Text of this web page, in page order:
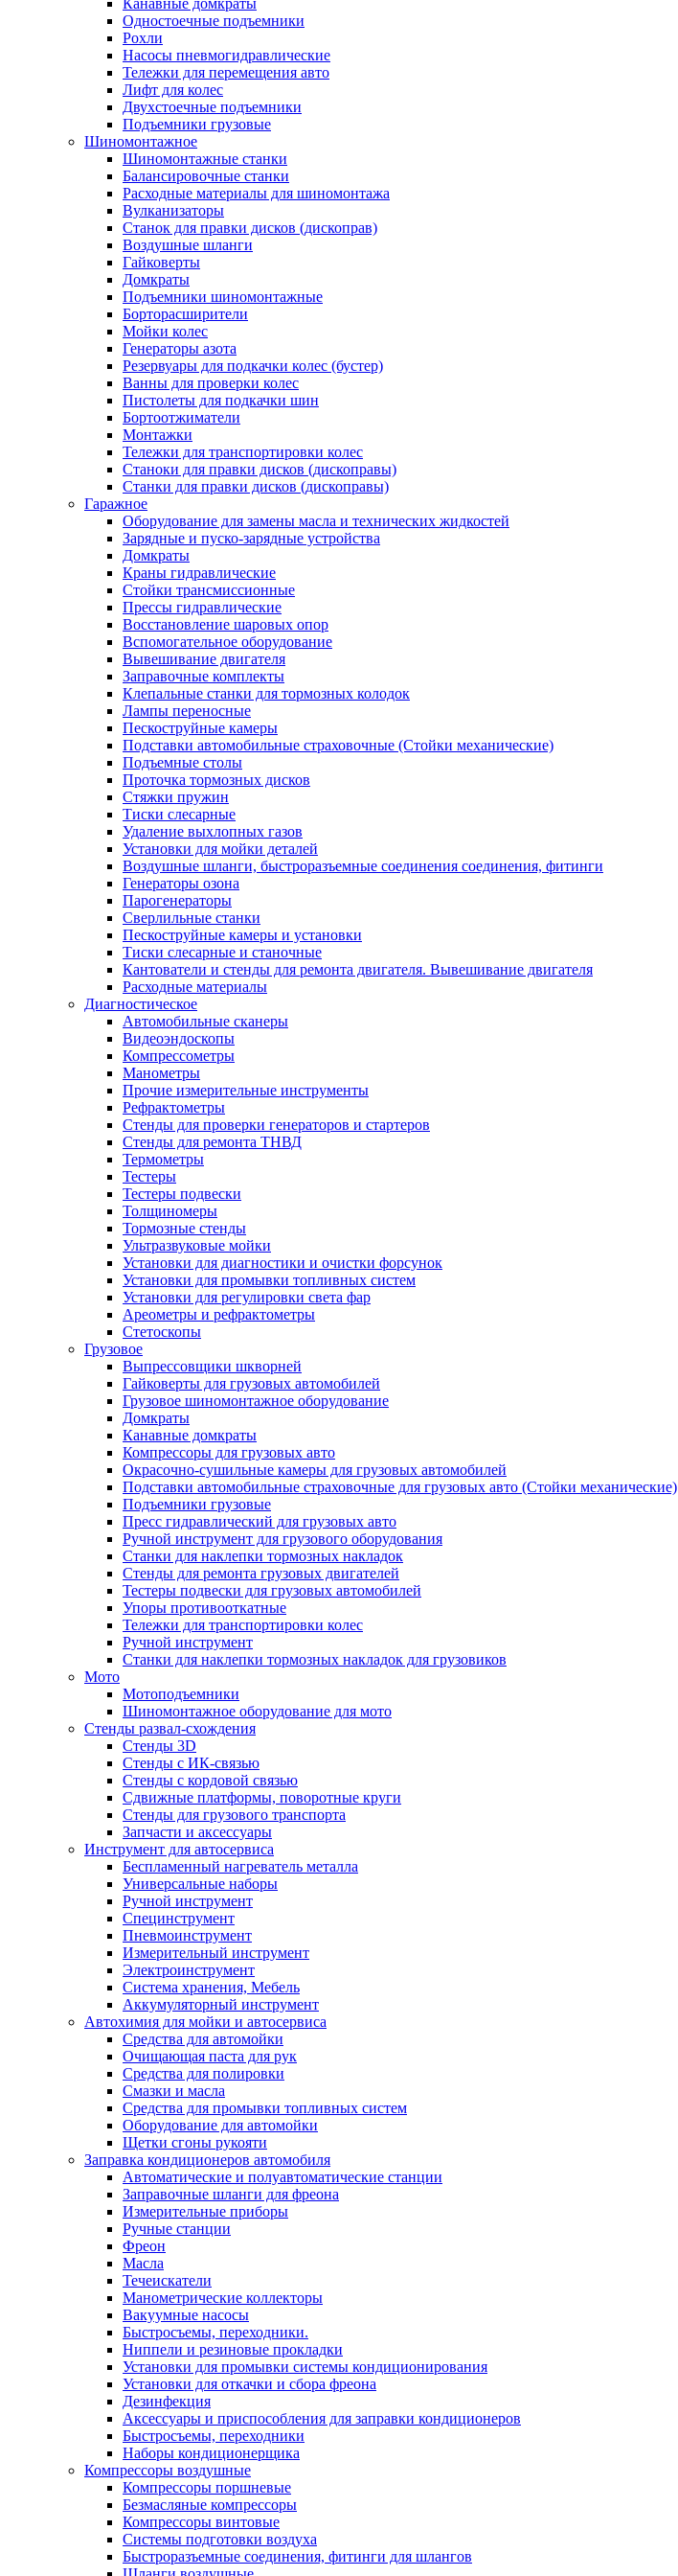
Канавные домкраты
Одностоечные подъемники
Рохли
Насосы пневмогидравлические
Тележки для перемещения авто
Лифт для колес
Двухстоечные подъемники
Подъемники грузовые
Шиномонтажное
Шиномонтажные станки
Балансировочные станки
Расходные материалы для шиномонтажа
Вулканизаторы
Станок для правки дисков (дископрав)
Воздушные шланги
Гайковерты
Домкраты
Подъемники шиномонтажные
Борторасширители
Мойки колес
Генераторы азота
Резервуары для подкачки колес (бустер)
Ванны для проверки колес
Пистолеты для подкачки шин
Бортоотжиматели
Монтажки
Тележки для транспортировки колес
Станоки для правки дисков (дископравы)
Станки для правки дисков (дископравы)
Гаражное
Оборудование для замены масла и технических жидкостей
Зарядные и пуско-зарядные устройства
Домкраты
Краны гидравлические
Стойки трансмиссионные
Прессы гидравлические
Восстановление шаровых опор
Вспомогательное оборудование
Вывешивание двигателя
Заправочные комплекты
Клепальные станки для тормозных колодок
Лампы переносные
Пескоструйные камеры
Подставки автомобильные страховочные (Стойки механические)
Подъемные столы
Проточка тормозных дисков
Стяжки пружин
Тиски слесарные
Удаление выхлопных газов
Установки для мойки деталей
Воздушные шланги, быстроразъемные соединения соединения, фитинги
Генераторы озона
Парогенераторы
Сверлильные станки
Пескоструйные камеры и установки
Тиски слесарные и станочные
Кантователи и стенды для ремонта двигателя. Вывешивание двигателя
Расходные материалы
Диагностическое
Автомобильные сканеры
Видеоэндоскопы
Компрессометры
Манометры
Прочие измерительные инструменты
Рефрактометры
Стенды для проверки генераторов и стартеров
Стенды для ремонта ТНВД
Термометры
Тестеры
Тестеры подвески
Толщиномеры
Тормозные стенды
Ультразвуковые мойки
Установки для диагностики и очистки форсунок
Установки для промывки топливных систем
Установки для регулировки света фар
Ареометры и рефрактометры
Стетоскопы
Грузовое
Выпрессовщики шкворней
Гайковерты для грузовых автомобилей
Грузовое шиномонтажное оборудование
Домкраты
Канавные домкраты
Компрессоры для грузовых авто
Окрасочно-сушильные камеры для грузовых автомобилей
Подставки автомобильные страховочные для грузовых авто (Стойки механические)
Подъемники грузовые
Пресс гидравлический для грузовых авто
Ручной инструмент для грузового оборудования
Станки для наклепки тормозных накладок
Стенды для ремонта грузовых двигателей
Тестеры подвески для грузовых автомобилей
Упоры противооткатные
Тележки для транспортировки колес
Ручной инструмент
Станки для наклепки тормозных накладок для грузовиков
Мото
Мотоподъемники
Шиномонтажное оборудование для мото
Стенды развал-схождения
Стенды 3D
Стенды с ИК-связью
Стенды с кордовой связью
Сдвижные платформы, поворотные круги
Стенды для грузового транспорта
Запчасти и аксессуары
Инструмент для автосервиса
Беспламенный нагреватель металла
Универсальные наборы
Ручной инструмент
Специнструмент
Пневмоинструмент
Измерительный инструмент
Электроинструмент
Система хранения, Мебель
Аккумуляторный инструмент
Автохимия для мойки и автосервиса
Средства для автомойки
Очищающая паста для рук
Средства для полировки
Смазки и масла
Средства для промывки топливных систем
Оборудование для автомойки
Щетки сгоны рукояти
Заправка кондиционеров автомобиля
Автоматические и полуавтоматические станции
Заправочные шланги для фреона
Измерительные приборы
Ручные станции
Фреон
Масла
Течеискатели
Манометрические коллекторы
Вакуумные насосы
Быстросъемы, переходники.
Ниппели и резиновые прокладки
Установки для промывки системы кондиционирования
Установки для откачки и сбора фреона
Дезинфекция
Аксессуары и приспособления для заправки кондиционеров
Быстросъемы, переходники
Наборы кондиционерщика
Компрессоры воздушные
Компрессоры поршневые
Безмасляные компрессоры
Компрессоры винтовые
Системы подготовки воздуха
Быстроразъемные соединения, фитинги для шлангов